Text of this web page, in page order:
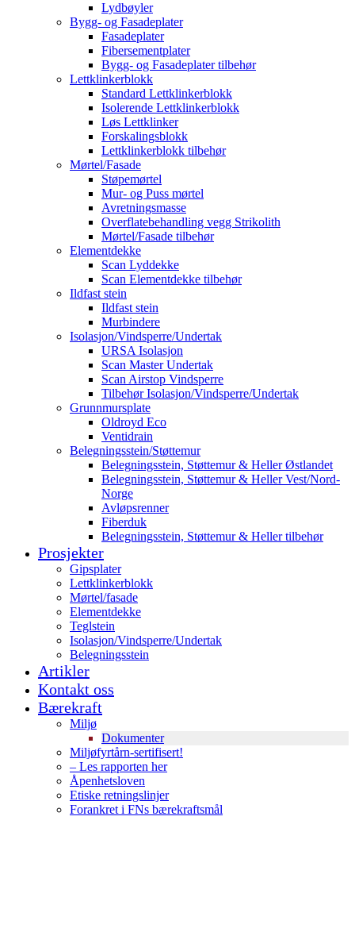
Lydbøyler
Bygg- og Fasadeplater
Fasadeplater
Fibersementplater
Bygg- og Fasadeplater tilbehør
Lettklinkerblokk
Standard Lettklinkerblokk
Isolerende Lettklinkerblokk
Løs Lettklinker
Forskalingsblokk
Lettklinkerblokk tilbehør
Mørtel/Fasade
Støpemørtel
Mur- og Puss mørtel
Avretningsmasse
Overflatebehandling vegg Strikolith
Mørtel/Fasade tilbehør
Elementdekke
Scan Lyddekke
Scan Elementdekke tilbehør
Ildfast stein
Ildfast stein
Murbindere
Isolasjon/Vindsperre/Undertak
URSA Isolasjon
Scan Master Undertak
Scan Airstop Vindsperre
Tilbehør Isolasjon/Vindsperre/Undertak
Grunnmursplate
Oldroyd Eco
Ventidrain
Belegningsstein/Støttemur
Belegningsstein, Støttemur & Heller Østlandet
Belegningsstein, Støttemur & Heller Vest/Nord-
Norge
Avløpsrenner
Fiberduk
Belegningsstein, Støttemur & Heller tilbehør
Prosjekter
Gipsplater
Lettklinkerblokk
Mørtel/fasade
Elementdekke
Teglstein
Isolasjon/Vindsperre/Undertak
Belegningsstein
Artikler
Kontakt oss
Bærekraft
Miljø
Dokumenter
Miljøfyrtårn-sertifisert!
– Les rapporten her
Åpenhetsloven
Etiske retningslinjer
Forankret i FNs bærekraftsmål